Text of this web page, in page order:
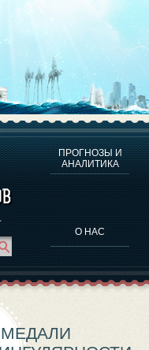
ПРОГНОЗЫ И
АНАЛИТИКА
О НАС
ЛИЧНОСТЕЙ
ВОЛИКОВА